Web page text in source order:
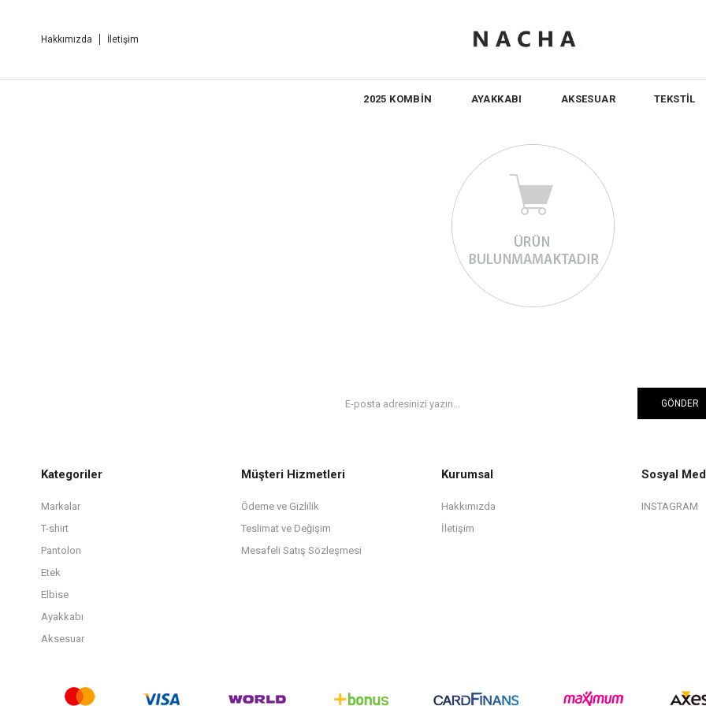
Hakkımızda İletişim
2025 KOMBİN AYAKKABI AKSESUAR TEKSTİL
GÖNDER
Kategoriler
Markalar
T-shirt
Pantolon
Etek
Elbise
Ayakkabı
Aksesuar
Müşteri Hizmetleri
Ödeme ve Gizlilik
Teslimat ve Değişim
Mesafeli Satış Sözleşmesi
Kurumsal
Hakkımızda
İletişim
Sosyal
INSTAGRAM